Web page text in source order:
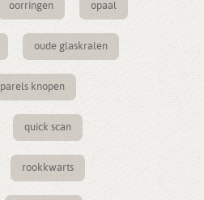
oorringen opaal
oude glaskralen
parels knopen
quick scan
rookkwarts